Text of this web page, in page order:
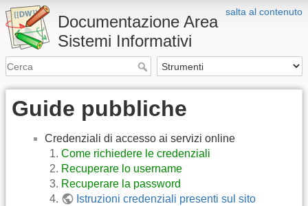
salta al contenuto
Documentazione Area
Sistemi Informativi
Guide pubbliche
Credenziali di accesso ai servizi online
Come richiedere le credenziali
Recuperare lo username
Recuperare la password
Istruzioni credenziali presenti sul sito